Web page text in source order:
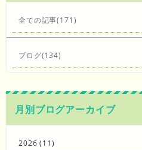
全ての記事(171)
ブログ(134)
月別ブログアーカイブ
2026 (11)